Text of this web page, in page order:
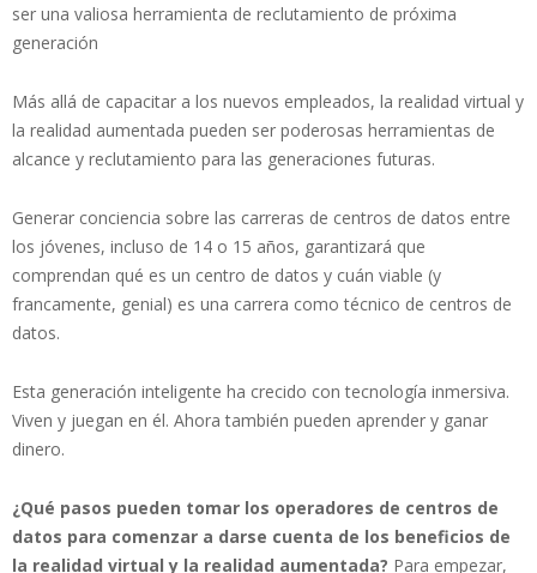
ser una valiosa herramienta de reclutamiento de próxima
generación
Más allá de capacitar a los nuevos empleados, la realidad virtual y
la realidad aumentada pueden ser poderosas herramientas de
alcance y reclutamiento para las generaciones futuras.
Generar conciencia sobre las carreras de centros de datos entre
los jóvenes, incluso de 14 o 15 años, garantizará que
comprendan qué es un centro de datos y cuán viable (y
francamente, genial) es una carrera como técnico de centros de
datos.
Esta generación inteligente ha crecido con tecnología inmersiva.
Viven y juegan en él. Ahora también pueden aprender y ganar
dinero.
¿Qué pasos pueden tomar los operadores de centros de
datos para comenzar a darse cuenta de los beneficios de
la realidad virtual y la realidad aumentada? Para empezar,